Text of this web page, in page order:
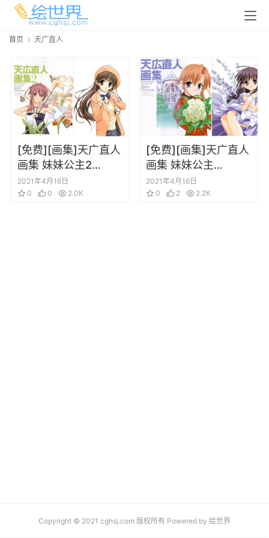
首页 天广直人
[免费][画集]天广直人
画集 妹妹公主2
SISTER PRINCESS 2
2021年4月16日
0
0 2.0K
[免费][画集]天广直人
画集 妹妹公主
SISTER PRINCESS
2021年4月16日
0
2 2.2K
Copyright © 2021 cghsj.com 版权所有 Powered by 绘世界